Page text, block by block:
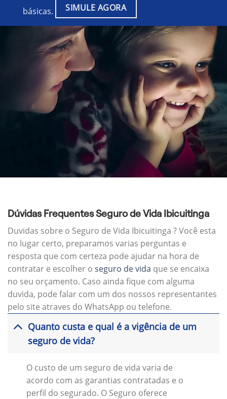
básicas.
SIMULE AGORA
Dúvidas Frequentes Seguro de Vida Ibicuitinga
Duvidas sobre o Seguro de Vida Ibicuitinga ? Você esta
no lugar certo, preparamos varias perguntas e
resposta que com certeza pode ajudar na hora de
contratar e escolher o seguro de vida que se encaixa
no seu orçamento. Caso ainda fique com alguma
duvida, pode falar com um dos nossos representantes
pelo site atraves do WhatsApp ou telefone.
Quanto custa e qual é a vigência de um
seguro de vida?
O custo de um seguro de vida varia de
acordo com as garantias contratadas e o
perfil do segurado. O Seguro oferece